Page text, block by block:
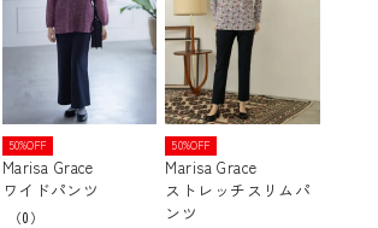
50%OFF
Marisa Grace
ワイドパンツ
（0）
50%OFF
Marisa Grace
ストレッチスリムパ
ンツ